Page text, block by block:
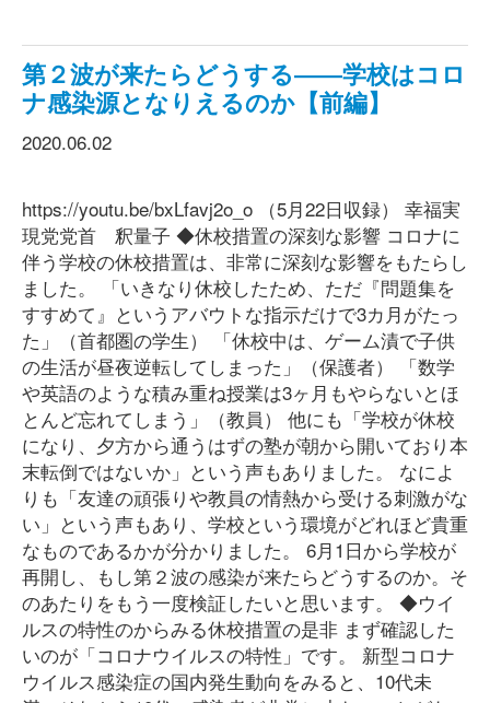
第２波が来たらどうする――学校はコロ
ナ感染源となりえるのか【前編】
2020.06.02
https://youtu.be/bxLfavj2o_o （5月22日収録） 幸福実
現党党首 釈量子 ◆休校措置の深刻な影響 コロナに
伴う学校の休校措置は、非常に深刻な影響をもたらし
ました。 「いきなり休校したため、ただ『問題集を
すすめて』というアバウトな指示だけで3カ月がたっ
た」（首都圏の学生） 「休校中は、ゲーム漬で子供
の生活が昼夜逆転してしまった」（保護者） 「数学
や英語のような積み重ね授業は3ヶ月もやらないとほ
とんど忘れてしまう」（教員） 他にも「学校が休校
になり、夕方から通うはずの塾が朝から開いており本
末転倒ではないか」という声もありました。 なによ
りも「友達の頑張りや教員の情熱から受ける刺激がな
い」という声もあり、学校という環境がどれほど貴重
なものであるかが分かりました。 6月1日から学校が
再開し、もし第２波の感染が来たらどうするのか。そ
のあたりをもう一度検証したいと思います。 ◆ウイ
ルスの特性のからみる休校措置の是非 まず確認した
いのが「コロナウイルスの特性」です。 新型コロナ
ウイルス感染症の国内発生動向をみると、10代未